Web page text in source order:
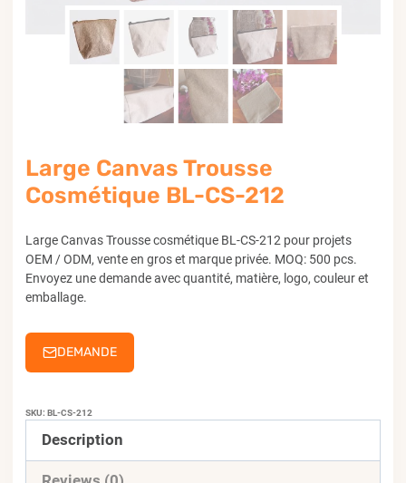
Large Canvas Trousse
Cosmétique BL-CS-212
Large Canvas Trousse cosmétique BL-CS-212 pour projets
OEM / ODM, vente en gros et marque privée. MOQ: 500 pcs.
Envoyez une demande avec quantité, matière, logo, couleur et
emballage.
DEMANDE
SKU: BL-CS-212
Description